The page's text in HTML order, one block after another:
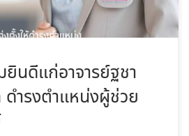
นดีแก่อาจารย์ฐชา
ำรงตำแหน่งผู้ช่วย